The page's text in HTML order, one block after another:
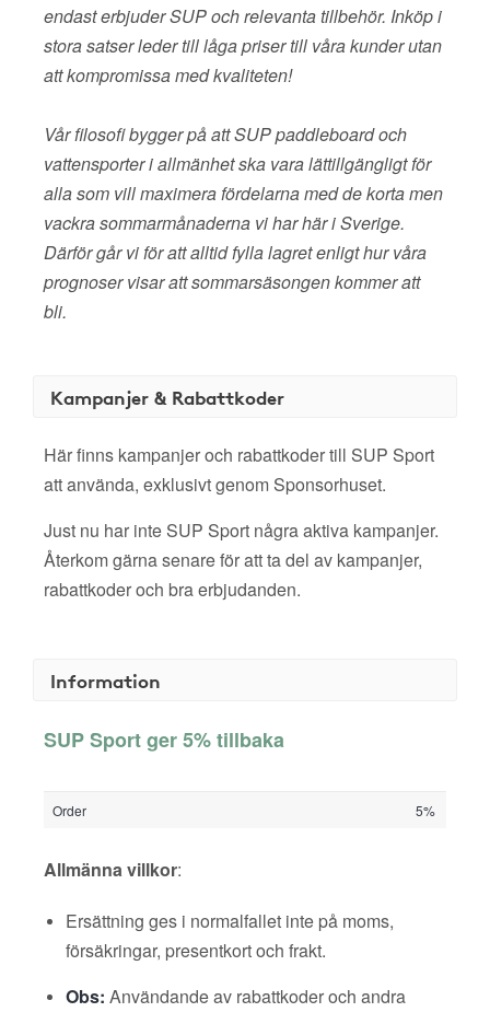
endast erbjuder SUP och relevanta tillbehör. Inköp i
stora satser leder till låga priser till våra kunder utan
att kompromissa med kvaliteten!
Vår filosofi bygger på att SUP paddleboard och
vattensporter i allmänhet ska vara lättillgängligt för
alla som vill maximera fördelarna med de korta men
vackra sommarmånaderna vi har här i Sverige.
Därför går vi för att alltid fylla lagret enligt hur våra
prognoser visar att sommarsäsongen kommer att
bli.
Kampanjer & Rabattkoder
Här finns kampanjer och rabattkoder till SUP Sport
att använda, exklusivt genom Sponsorhuset.
Just nu har inte SUP Sport några aktiva kampanjer.
Återkom gärna senare för att ta del av kampanjer,
rabattkoder och bra erbjudanden.
Information
SUP Sport ger 5% tillbaka
Order 5%
Allmänna villkor:
Ersättning ges i normalfallet inte på moms,
försäkringar, presentkort och frakt.
Obs: Användande av rabattkoder och andra